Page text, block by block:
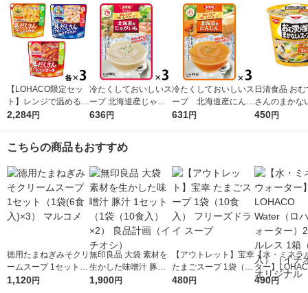
【LOHACO限定セッ
ト】レンジで温めるだ
け♪ 江崎グリコ クレ
セット（9食）
2,284円
冷たくしておいしいス
ープ 北海道産じゃが
いも 1セット（1個×
636円
冷たくしておいしいス
ープ 北海道産にんじ
ん 1セット（1個×3）
631円
日清食品 お
さんのまかな
ごま味噌豆乳
450円
こちらの商品もおすすめ
徳用たまねぎみそクリ
ームスープ 1セット
（1袋(6食入)×3） マ
1,120円
無印良品 大袋 素材を
生かした味噌汁 豚汁
1セット（1袋（10食
1,900円
【アウトレット】宝幸
たまごスープ 1袋（10
食入） フリーズドラ
480円
【水・ミネラ
ター】
r（ロハコウ
490円